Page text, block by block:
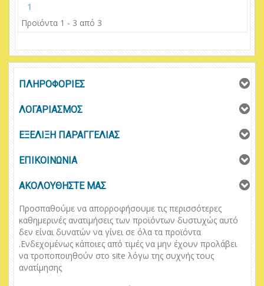
1
Προϊόντα 1 - 3 από 3
ΠΛΗΡΟΦΟΡΙΕΣ
ΛΟΓΑΡΙΑΣΜΟΣ
ΕΞΕΛΙΞΗ ΠΑΡΑΓΓΕΛΙΑΣ
ΕΠΙΚΟΙΝΩΝΙΑ
ΑΚΟΛΟΥΘΗΣΤΕ ΜΑΣ
Προσπαθούμε να απορροφήσουμε τις περισσότερες
καθημερινές ανατιμήσεις των προϊόντων δυστυχώς αυτό
δεν είναι δυνατών να γίνει σε όλα τα προϊόντα
.Ενδεχομένως κάποιες από τιμές να μην έχουν προλάβει
να τροποποιηθούν στο site λόγω της συχνής τους
ανατίμησης